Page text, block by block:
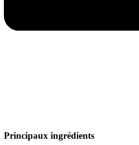
Principaux ingrédients